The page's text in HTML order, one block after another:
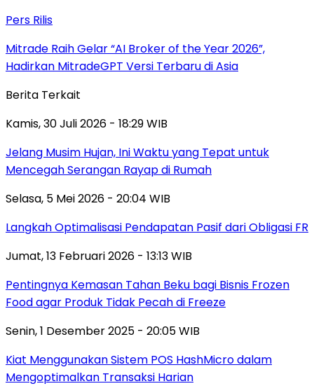
Pers Rilis
Mitrade Raih Gelar “AI Broker of the Year 2026”,
Hadirkan MitradeGPT Versi Terbaru di Asia
Berita Terkait
Kamis, 30 Juli 2026 - 18:29 WIB
Jelang Musim Hujan, Ini Waktu yang Tepat untuk
Mencegah Serangan Rayap di Rumah
Selasa, 5 Mei 2026 - 20:04 WIB
Langkah Optimalisasi Pendapatan Pasif dari Obligasi FR
Jumat, 13 Februari 2026 - 13:13 WIB
Pentingnya Kemasan Tahan Beku bagi Bisnis Frozen
Food agar Produk Tidak Pecah di Freeze
Senin, 1 Desember 2025 - 20:05 WIB
Kiat Menggunakan Sistem POS HashMicro dalam
Mengoptimalkan Transaksi Harian